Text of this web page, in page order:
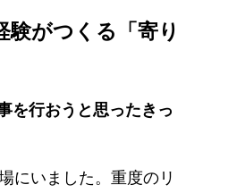
験がつくる「寄り
行おうと思ったきっ
にいました。重度のリ